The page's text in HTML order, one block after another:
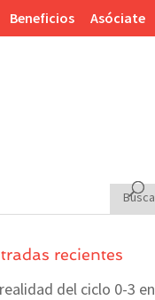
Beneficios Asóciate
recientes
del ciclo 0-3 en